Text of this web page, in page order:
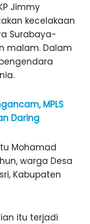
Jimmy
kecelakaan
Surabaya-
malam. Dalam
MPLS
Daring
Mohamad
warga Desa
Kabupaten
itu terjadi